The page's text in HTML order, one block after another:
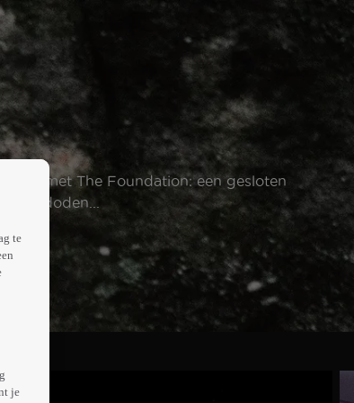
met The Foundation: een gesloten
doden...
te
je